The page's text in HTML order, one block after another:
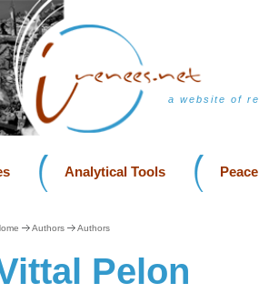
a website of
Analytical Tools
Authors Authors
Pelon